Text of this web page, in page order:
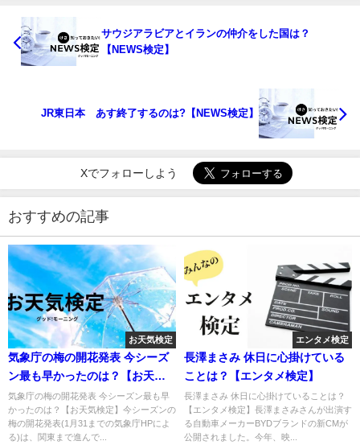
サウジアラビアとイランの仲介をした国は？
【NEWS検定】
JR東日本 あす終了するのは?【NEWS検定】
Xでフォローしよう
おすすめの記事
お天気検定
気象庁の梅の開花発表 今シーズ
ン最も早かったのは？【お天気
検定】
気象庁の梅の開花発表 今シーズン最も早
かったのは？【お天気検定】今シーズンの
梅の開花発表(1月31までの気象庁HPによ
る)は、関東まで進んで...
エンタメ検定
長澤まさみ 休日に心掛けている
ことは？【エンタメ検定】
長澤まさみ 休日に心掛けていることは？
【エンタメ検定】長澤まさみさんが出演す
る自動車メーカーBYDブランドの新CMが
公開されました。今年、映...